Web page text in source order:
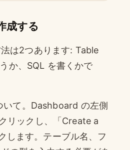
成する
は2つあります: Table
か、SQL を書くかで
て。Dashboard の左側
リックし、「Create a
します。テーブル名、フ